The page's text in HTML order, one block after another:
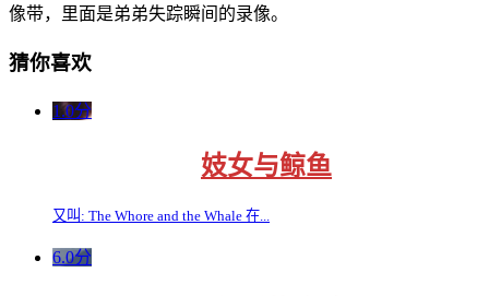
像带，里面是弟弟失踪瞬间的录像。
猜你喜欢
1.0分
妓女与鲸鱼
又叫: The Whore and the Whale 在...
6.0分